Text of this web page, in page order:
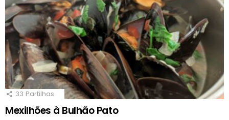
33 Partilhas
Mexilhões à Bulhão Pato